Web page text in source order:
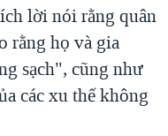
lời nói rằng quân
rằng họ và gia
sạch", cũng như
các xu thế không